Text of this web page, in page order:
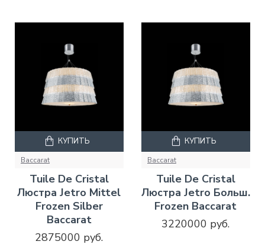
Baccarat
Tuile De Cristal
Люстра Jetro Mittel
Frozen Silber
Baccarat
2875000 руб.
КУПИТЬ
Baccarat
Tuile De Cristal
Люстра Jetro Больш.
Frozen Baccarat
3220000 руб.
КУПИТЬ